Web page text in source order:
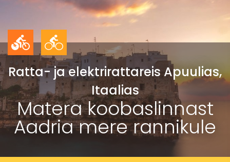
Ratta- ja elektrirattareis Apuulias,
Itaalias
Matera koobaslinnast
Aadria mere rannikule